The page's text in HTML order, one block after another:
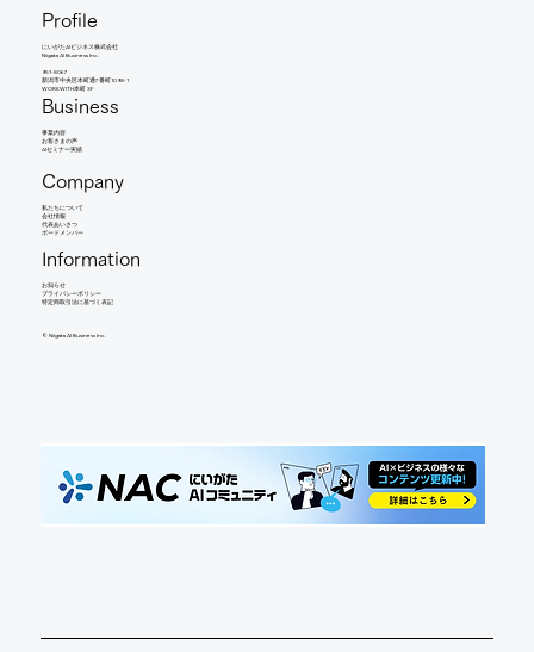
Profile
にいがたAIビジネス株式会社
Niigata AI Business Inc.
951-8067
新潟市中央区本町通7番町1098-1
WORKWITH本町 3F
Business
事業内容
​お客さまの声
AIセミナー実績
Company
​私たちについて
会社情報
​代表あいさつ
​ボードメンバー
Information
お知らせ​
​プライバシーポリシー
特定商取引法に基づく表記
©︎ Niigata AI Business Inc.